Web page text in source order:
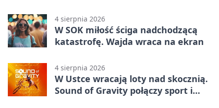
4 sierpnia 2026
W SOK miłość ściga nadchodzącą
katastrofę. Wajda wraca na ekran
4 sierpnia 2026
W Ustce wracają loty nad skocznią.
Sound of Gravity połączy sport i